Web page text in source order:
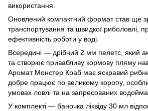
використання.
Оновлений компактний формат став ще
транспортування та швидкої риболовлі,
ефективність роботи у воді.
Всередині — дрібний 2 мм пелетс, який
та створює привабливу кормову пляму
Аромат Монстер Краб має яскравий
добре працює по великому коропу,
умовах ловлі та на запресованих
У комплекті — баночка ліквіду 30 мл